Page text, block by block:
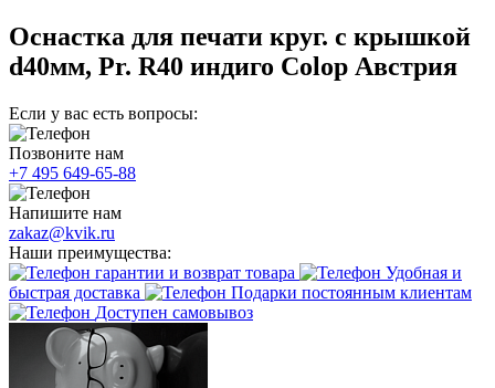
Оснастка для печати круг. с крышкой
d40мм, Pr. R40 индиго Colop Австрия
Если у вас есть вопросы:
Позвоните нам
+7 495 649-65-88
Напишите нам
zakaz@kvik.ru
Наши преимущества:
гарантии и возврат товара
Удобная и
быстрая доставка
Подарки постоянным клиентам
Доступен самовывоз